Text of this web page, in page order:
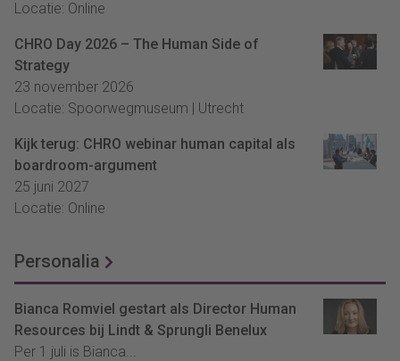
Locatie: Online
CHRO Day 2026 – The Human Side of
Strategy
23 november 2026
Locatie: Spoorwegmuseum | Utrecht
Kijk terug: CHRO webinar human capital als
boardroom-argument
25 juni 2027
Locatie: Online
Personalia
Bianca Romviel gestart als Director Human
Resources bij Lindt & Sprungli Benelux
Per 1 juli is Bianca...